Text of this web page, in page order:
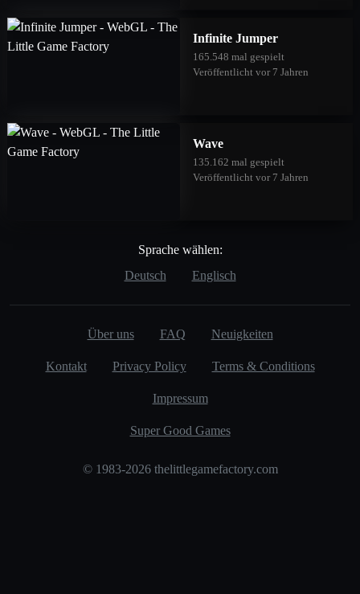
Infinite Jumper
165.548 mal gespielt
Veröffentlicht vor 7 Jahren
Wave
135.162 mal gespielt
Veröffentlicht vor 7 Jahren
Sprache wählen:
Deutsch
Englisch
Über uns FAQ Neuigkeiten
Kontakt Privacy Policy Terms & Conditions
Impressum
Super Good Games
© 1983-2026 thelittlegamefactory.com